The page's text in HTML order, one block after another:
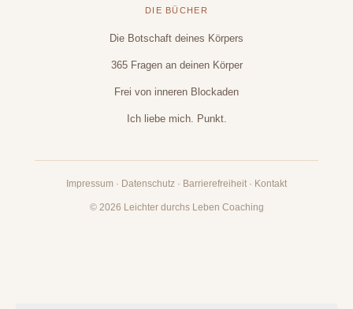
DIE BÜCHER
Die Botschaft deines Körpers
365 Fragen an deinen Körper
Frei von inneren Blockaden
Ich liebe mich. Punkt.
Impressum · Datenschutz · Barrierefreiheit · Kontakt
© 2026 Leichter durchs Leben Coaching